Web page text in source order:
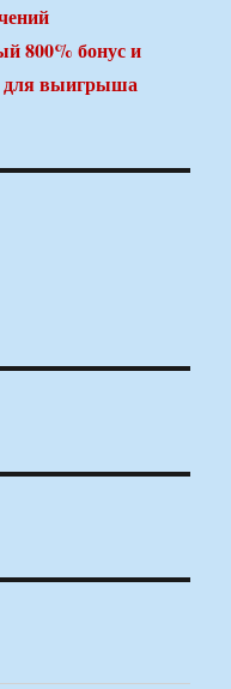
800% бонус и
для выигрыша